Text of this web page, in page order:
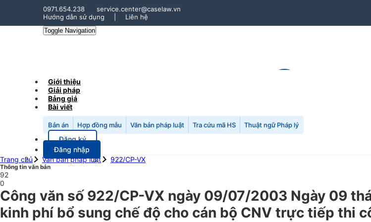
0971.654.238
service.center@caselaw.vn
Hướng dẫn sử dụng
Liên hệ
Toggle Navigation
Giới thiệu
Giải pháp
Bảng giá
Bài viết
Bản án Hợp đồng mẫu Văn bản pháp luật Tra cứu mã HS Thuật ngữ Pháp lý
Đăng ký
Đăng nhập
Trang chủ
Văn bản pháp luật 922/CP-VX
Thông tin văn bản
92
0
Công văn số 922/CP-VX ngày 09/07/2003 Ngày 09
kinh phí bổ sung chế độ cho cán bộ CNV trực tiếp thi